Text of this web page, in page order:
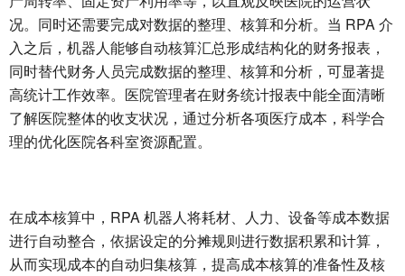
况。同时还需要完成对数据的整理、核算和分析。当 RPA 介
入之后，机器人能够自动核算汇总形成结构化的财务报表，
同时替代财务人员完成数据的整理、核算和分析，可显著提
高统计工作效率。医院管理者在财务统计报表中能全面清晰
了解医院整体的收支状况，通过分析各项医疗成本，科学合
理的优化医院各科室资源配置。
在成本核算中，RPA 机器人将耗材、人力、设备等成本数据
进行自动整合，依据设定的分摊规则进行数据积累和计算，
从而实现成本的自动归集核算，提高成本核算的准备性及核